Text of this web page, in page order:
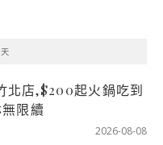
北店,$200起火鍋吃到
限續
2026-08-08